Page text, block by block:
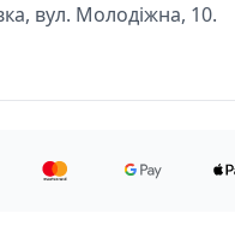
вул. Молодіжна, 10.